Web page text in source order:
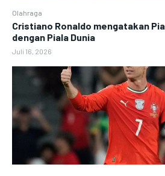
Olahraga
Cristiano Ronaldo mengatakan
dengan Piala Dunia
Juli 16, 2026